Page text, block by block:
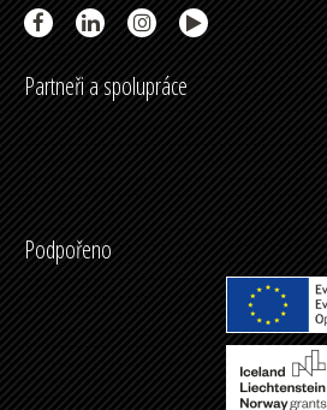
Partneři a spolupráce
Podpořeno